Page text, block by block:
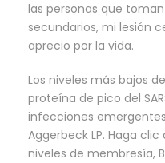
las personas que
secundarios, mi lesión
aprecio por la vida.
Los niveles más bajos
proteína de pico del
infecciones
Aggerbeck LP. Haga
niveles de membresía,